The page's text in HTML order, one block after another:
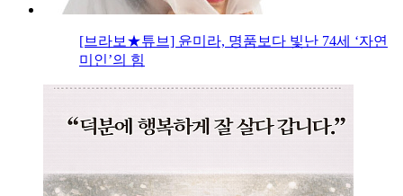
[브라보★튜브] 윤미라, 명품보다 빛난 74세 ‘자연
미인’의 힘